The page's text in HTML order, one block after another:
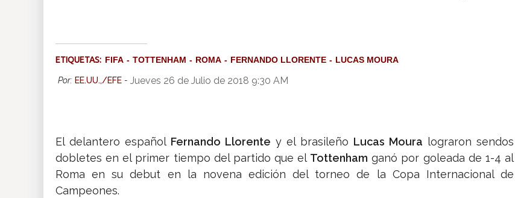
ETIQUETAS: FIFA TOTTENHAM ROMA FERNANDO LLORENTE LUCAS MOURA
Por: EE.UU.,/EFE - Jueves 26 de Julio de 2018 9:30 AM
El delantero español Fernando Llorente y el brasileño Lucas Moura lograron sendos
dobletes en el primer tiempo del partido que el Tottenham ganó por goleada de 1-4 al
Roma en su debut en la novena edición del torneo de la Copa Internacional de
Campeones.